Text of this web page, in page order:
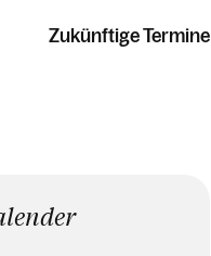
Zukünftige Termine